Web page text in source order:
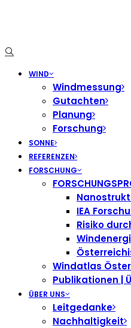
WIND
Windmessung
Gutachten
Planung
Forschung
SONNE
REFERENZEN
FORSCHUNG
IEA
Risiko
Windatlas
Publikationen |
ÜBER UNS
Leitgedanke
Nachhaltigkeit